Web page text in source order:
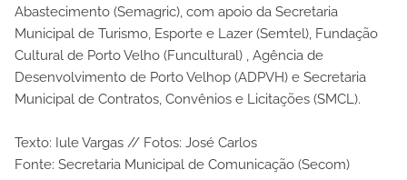
Abastecimento (Semagric), com apoio da Secretaria
Municipal de Turismo, Esporte e Lazer (Semtel), Fundação
Cultural de Porto Velho (Funcultural) , Agência de
Desenvolvimento de Porto Velhop (ADPVH) e Secretaria
Municipal de Contratos, Convênios e Licitações (SMCL).
Texto: Iule Vargas // Fotos: José Carlos
Fonte: Secretaria Municipal de Comunicação (Secom)